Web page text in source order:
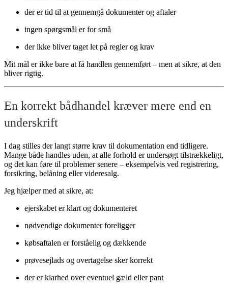
der er tid til at gennemgå dokumenter og aftaler
ingen spørgsmål er for små
der ikke bliver taget let på regler og krav
Mit mål er ikke bare at få handlen gennemført – men at sikre, at den
bliver rigtig.
En korrekt bådhandel kræver mere end en
underskrift
I dag stilles der langt større krav til dokumentation end tidligere.
Mange både handles uden, at alle forhold er undersøgt tilstrækkeligt,
og det kan føre til problemer senere – eksempelvis ved registrering,
forsikring, belåning eller videresalg.
Jeg hjælper med at sikre, at:
ejerskabet er klart og dokumenteret
nødvendige dokumenter foreligger
købsaftalen er forståelig og dækkende
prøvesejlads og overtagelse sker korrekt
der er klarhed over eventuel gæld eller pant